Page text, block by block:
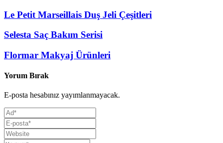
Le Petit Marseillais Duş Jeli Çeşitleri
Selesta Saç Bakım Serisi
Flormar Makyaj Ürünleri
Yorum Bırak
E-posta hesabınız yayımlanmayacak.